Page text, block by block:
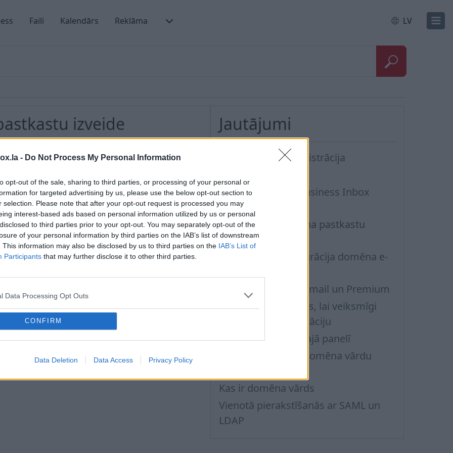
- Do Not Process My Personal Information
opt-out of the sale, sharing to third parties, or processing of your personal or
for targeted advertising by us, please use the below opt-out section to
selection. Please note that after your opt-out request is processed you may
interest-based ads based on personal information utilized by us or personal
to third parties prior to your opt-out. You may separately opt-out of the
of your personal information by third parties on the IAB’s list of downstream
This information may also be disclosed by us to third parties on the IAB’s List of
Participants that may further disclose it to other third parties.
Data Processing Opt Outs
CONFIRM
Data Deletion Data Access Privacy Policy
Faili Kalendārs Reklāma LV
izveide
pastu un izveidotu domēna pastkastes.
jūsu domēna validācijas pabeigšanas
par nepieciešamību pievienot
Nospiediet to, izdomājiet savas pastkastes
īpašnieka vārdu un aktivējiet POP3.
iestatīt statusu „Premium”.
„Trial” vai „Apturēts”.
darbību un saņemt jaunas vēstules, bet
mobilais tālrunis vai jāiegādājas
lūdzu, rakstiet mums
Jautājumi
Business Inbox reģistrācija
Premium versija Business Inbox
pastkastītei
Lietotāju vai domēna pastkastu
izveide
Epasta inbox.lv migrācija domēna e-
Business Domain Email un Premium
Ieteicamās darbības, lai veiksmīgi
veiktu e-pastu migrāciju
Ieeja administratīvajā panelī
Kur un kā iegādāt domēna vārdu
Kas ir domēna vārds
Vienotā pierakstīšanās ar SAML un
LDAP